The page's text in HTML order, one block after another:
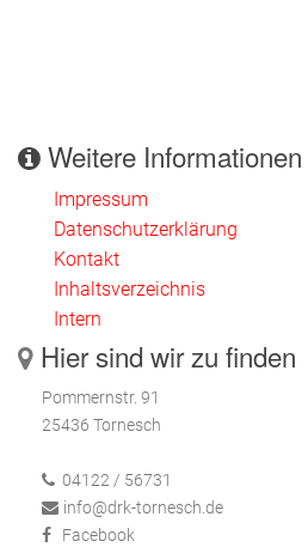
Weitere Informationen
Impressum
Datenschutzerklärung
Kontakt
Inhaltsverzeichnis
Intern
Hier sind wir zu finden
Pommernstr. 91
25436 Tornesch
04122 / 56731
info@drk-tornesch.de
Facebook